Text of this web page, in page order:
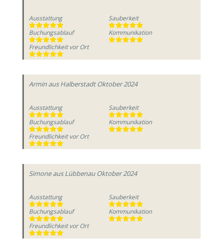
Ausstattung
Sauberkeit
Buchungsablauf
Kommunikation
Freundlichkeit vor Ort
Armin aus Halberstadt Oktober 2024
Ausstattung
Sauberkeit
Buchungsablauf
Kommunikation
Freundlichkeit vor Ort
Simoneaus Lübbenau Oktober 2024
Ausstattung
Sauberkeit
Buchungsablauf
Kommunikation
Freundlichkeit vor Ort